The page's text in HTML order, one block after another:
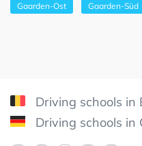
Gaarden-Ost Gaarden-Süd
Driving schools in
Driving schools in